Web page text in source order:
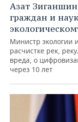
Азат
граждан и
Министр экологии
расчистке рек,
вреда, о
через 10 лет